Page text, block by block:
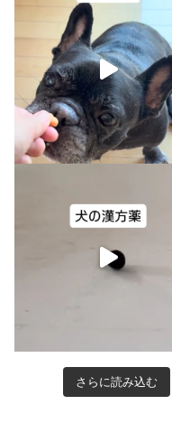
さらに読み込む